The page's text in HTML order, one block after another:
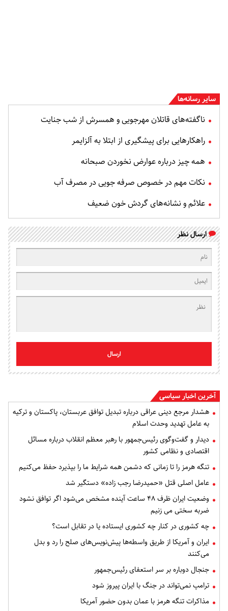
سایر رسانه‌ها
ناگفته‌های قاتلان مهرجویی و همسرش از شب جنایت
راهکارهایی برای پیشگیری از ابتلا به آلزایمر
همه چیز درباره عوارض نخوردن صبحانه
نکات مهم در خصوص صرفه جویی در مصرف آب
علائم و نشانه‌های گردش خون ضعیف
ارسال نظر
ارسال
آخرین اخبار سیاسی
هشدار مرجع دینی عراقی درباره تبدیل توافق عربستان، پاکستان و ترکیه
به عامل تهدید وحدت اسلام
دیدار و گفت‌وگوی رئیس‌جمهور با رهبر معظم انقلاب درباره مسائل
اقتصادی و نظامی کشور
تنگه هرمز را تا زمانی که دشمن همه‌ شرایط ما را بپذیرد حفظ می‌کنیم
عامل اصلی قتل «حمیدرضا رجب زاده» دستگیر شد
وضعیت ایران ظرف ۴۸ ساعت آینده مشخص می‌شود اگر توافق نشود
ضربه سختی می زنیم
چه کشوری در کنار چه کشوری ایستاده یا در تقابل است؟
ایران و آمریکا از طریق واسطه‌ها پیش‌نویس‌های صلح را رد و بدل
می‌کنند
جنجال دوباره بر سر استعفای رئیس‌جمهور
ترامپ نمی‌تواند در جنگ با ایران پیروز شود
مذاکرات تنگه هرمز با عمان بدون حضور آمریکا